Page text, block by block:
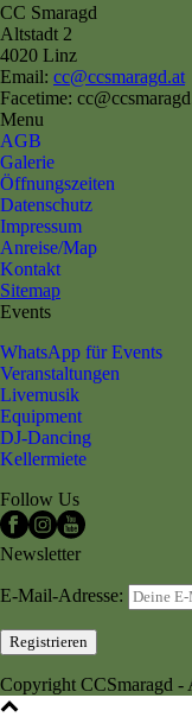
CC Smaragd
Altstadt 2
4020 Linz
Email: cc@ccsmaragd.at
Facetime:
Menu
AGB
Galerie
Öffnungszeiten
Datenschutz
Impressum
Anreise/Map
Kontakt
Sitemap
Events
WhatsApp für Events
Veranstaltungen
Livemusik
Equipment
DJ-Dancing
Kellermiete
Follow Us
Newsletter
E-Mail-Adresse:
Copyright CCSmaragd